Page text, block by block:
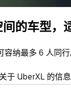
的车型，
容纳最多 6 人同行
于 UberXL 的信息